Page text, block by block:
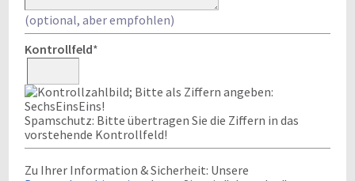
(optional, aber empfohlen)
Kontrollfeld*
Spamschutz: Bitte übertragen Sie die Ziffern in das
vorstehende Kontrollfeld!
Zu Ihrer Information & Sicherheit: Unsere